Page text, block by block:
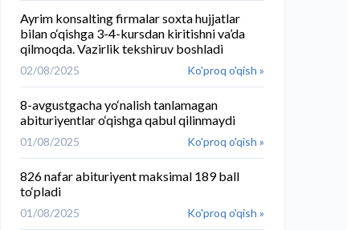
Ayrim konsalting firmalar soxta hujjatlar
bilan o‘qishga 3-4-kursdan kiritishni va’da
qilmoqda. Vazirlik tekshiruv boshladi
02/08/2025 Ko'proq o'qish »
8-avgustgacha yo‘nalish tanlamagan
abituriyentlar o‘qishga qabul qilinmaydi
01/08/2025 Ko'proq o'qish »
826 nafar abituriyent maksimal 189 ball
to‘pladi
01/08/2025 Ko'proq o'qish »